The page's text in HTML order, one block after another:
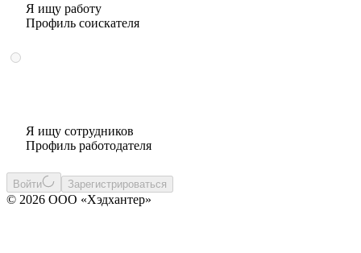
Я ищу работу
Профиль соискателя
Я ищу сотрудников
Профиль работодателя
Войти Зарегистрироваться
© 2026 ООО «Хэдхантер»